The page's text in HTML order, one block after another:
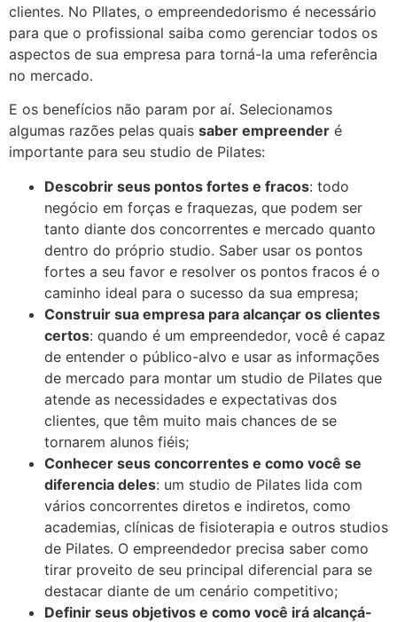
clientes. No PIlates, o empreendedorismo é necessário
para que o profissional saiba como gerenciar todos os
aspectos de sua empresa para torná-la uma referência
no mercado.
E os benefícios não param por aí. Selecionamos
algumas razões pelas quais saber empreender é
importante para seu studio de Pilates:
Descobrir seus pontos fortes e fracos: todo
negócio em forças e fraquezas, que podem ser
tanto diante dos concorrentes e mercado quanto
dentro do próprio studio. Saber usar os pontos
fortes a seu favor e resolver os pontos fracos é o
caminho ideal para o sucesso da sua empresa;
Construir sua empresa para alcançar os clientes
certos: quando é um empreendedor, você é capaz
de entender o público-alvo e usar as informações
de mercado para montar um studio de Pilates que
atende as necessidades e expectativas dos
clientes, que têm muito mais chances de se
tornarem alunos fiéis;
Conhecer seus concorrentes e como você se
diferencia deles: um studio de Pilates lida com
vários concorrentes diretos e indiretos, como
academias, clínicas de fisioterapia e outros studios
de Pilates. O empreendedor precisa saber como
tirar proveito de seu principal diferencial para se
destacar diante de um cenário competitivo;
Definir seus objetivos e como você irá alcançá-